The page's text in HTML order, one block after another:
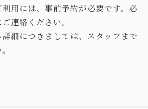
利用には、事前予約が必要です。必
連絡ください。
詳細につきましては、スタッフまで